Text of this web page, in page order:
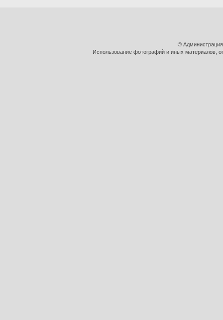
©
Использование фотографий и иных материалов,